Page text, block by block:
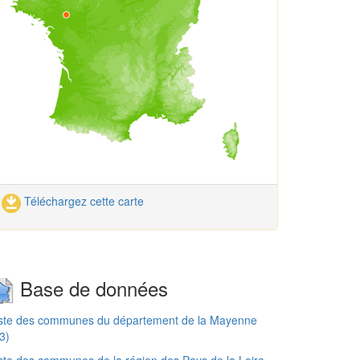
Téléchargez cette carte
Base de données
des communes du département de la Mayenne